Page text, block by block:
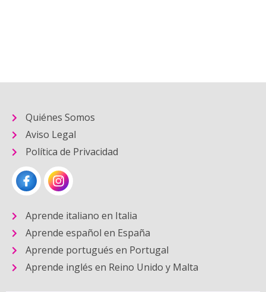
Quiénes Somos
Aviso Legal
Política de Privacidad
Aprende italiano en Italia
Aprende español en España
Aprende portugués en Portugal
Aprende inglés en Reino Unido y Malta